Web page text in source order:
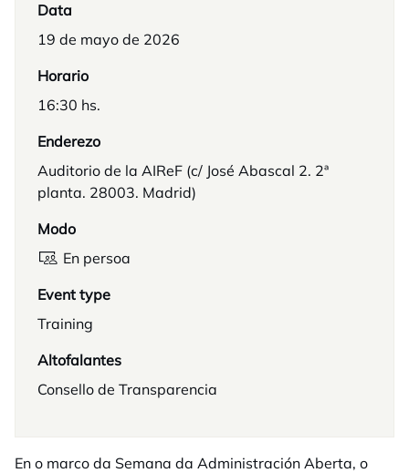
Data
19 de mayo de 2026
Horario
16:30 hs.
Enderezo
Auditorio de la AIReF (c/ José Abascal 2. 2ª
planta. 28003. Madrid)
Modo
En persoa
Event type
Training
Altofalantes
Consello de Transparencia
En o marco da Semana da Administración Aberta, o